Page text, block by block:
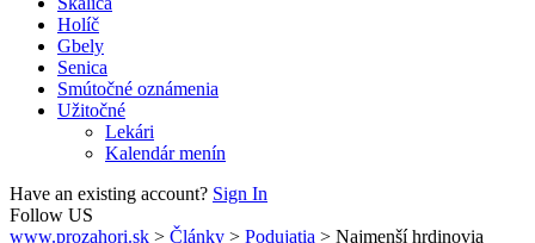
Holíč
Gbely
Senica
Smútočné oznámenia
Užitočné
Lekári
Kalendár menín
Have an existing account? Sign In
Follow US
www.prozahori.sk > Články > Podujatia > Najmenší hrdinovia